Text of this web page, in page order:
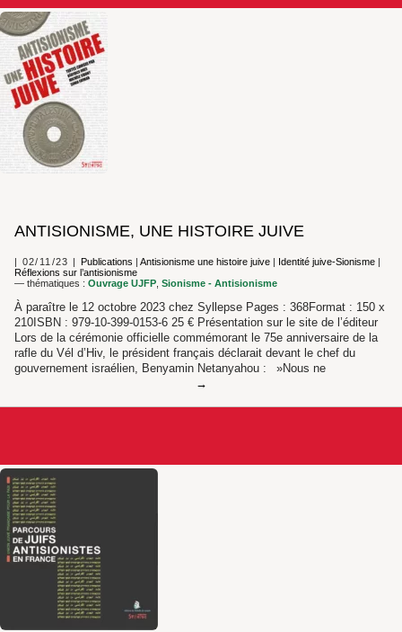
ANTISIONISME, UNE HISTOIRE JUIVE
02/11/23 Publications | Antisionisme une histoire juive| Identité juive-Sionisme|
Réflexions sur l’antisionisme
— thématiques : Ouvrage UJFP Sionisme - Antisionisme
À paraître le 12 octobre 2023 chez Syllepse Pages : 368Format : 150 x
210ISBN : 979-10-399-0153-6 25 € Présentation sur le site de l’éditeur
Lors de la cérémonie officielle commémorant le 75e ­anniversaire de la
rafle du Vél d’Hiv, le président ­français déclarait devant le chef du
gouvernement israélien, ­Benyamin Netanyahou : »Nous ne